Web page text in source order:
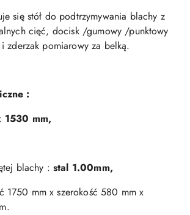
się stół do podtrzymywania blachy z
cięć, docisk /gumowy /punktowy
zderzak pomiarowy za belką.
:
1530 mm,
blachy : stal 1.00mm,
1750 mm x szerokość 580 mm x